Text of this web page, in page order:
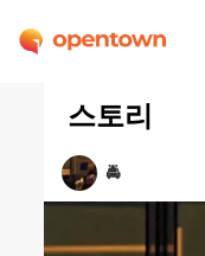
스토리
🚔